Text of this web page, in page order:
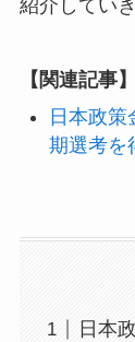
紹介していき
【関連記事】
日本政
期選考を
日本